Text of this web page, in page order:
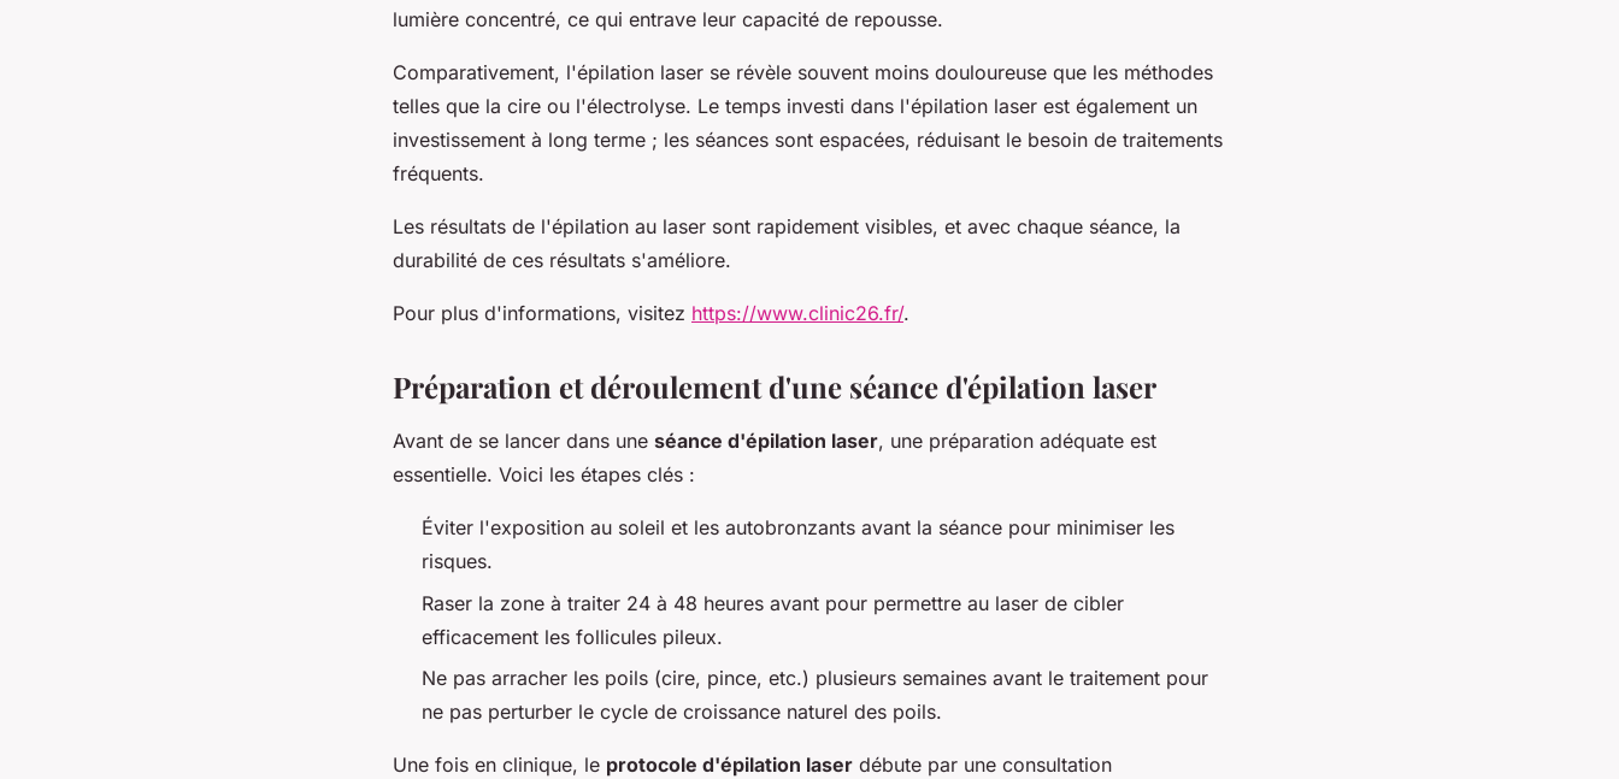
lumière concentré, ce qui entrave leur capacité de repousse.
Comparativement, l'épilation laser se révèle souvent moins douloureuse que les méthodes
telles que la cire ou l'électrolyse. Le temps investi dans l'épilation laser est également un
investissement à long terme ; les séances sont espacées, réduisant le besoin de traitements
fréquents.
Les résultats de l'épilation au laser sont rapidement visibles, et avec chaque séance, la
durabilité de ces résultats s'améliore.
Pour plus d'informations, visitez https://www.clinic26.fr/.
Préparation et déroulement d'une séance d'épilation laser
Avant de se lancer dans une séance d'épilation laser, une préparation adéquate est
essentielle. Voici les étapes clés :
Éviter l'exposition au soleil et les autobronzants avant la séance pour minimiser les
risques.
Raser la zone à traiter 24 à 48 heures avant pour permettre au laser de cibler
efficacement les follicules pileux.
Ne pas arracher les poils (cire, pince, etc.) plusieurs semaines avant le traitement pour
ne pas perturber le cycle de croissance naturel des poils.
Une fois en clinique, le protocole d'épilation laser débute par une consultation